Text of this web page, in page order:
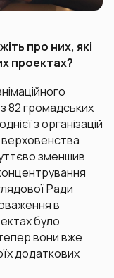
про них, які
проектах?
82 громадських
з організацій
верховенства
зменшив
Ради
в
було
вони вже
додаткових